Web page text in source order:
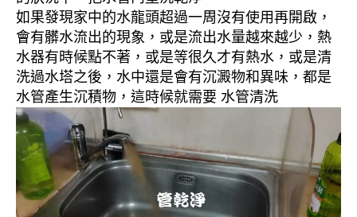
如果發現家中的水龍頭超過一周沒有使用再開啟，
會有髒水流出的現象，或是流出水量越來越少，熱
水器有時候點不著，或是等很久才有熱水，或是清
洗過水塔之後，水中還是會有沉澱物和異味，都是
水管產生沉積物，這時候就需要 水管清洗